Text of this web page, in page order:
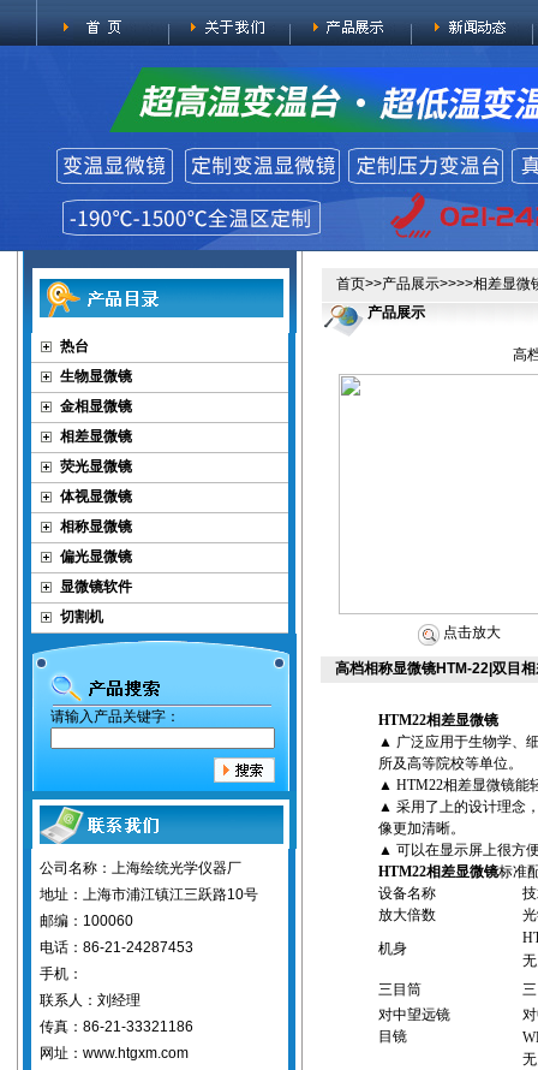
热台
生物显微镜
金相显微镜
相差显微镜
荧光显微镜
体视显微镜
相称显微镜
偏光显微镜
显微镜软件
切割机
请输入产品关键字：
公司名称：上海绘统光学仪器厂
地址：上海市浦江镇江三跃路10号
邮编：100060
电话：86-21-24287453
手机：
联系人：刘经理
传真：86-21-33321186
网址：www.htgxm.com
首页>>产品展示>>>>相差显微
产品展示
高
点击放大
高档相称显微镜HTM-22|双目
HTM22相差显微镜
▲ 广泛应用于生物学、
所及高等院校等单位。
▲ HTM22相差显微镜能
▲ 采用了上的设计理念
像更加清晰。
▲ 可以在显示屏上很方
HTM22相差显微镜标准
设备名称
放大倍数
机身
三目筒
对中望远镜
目镜